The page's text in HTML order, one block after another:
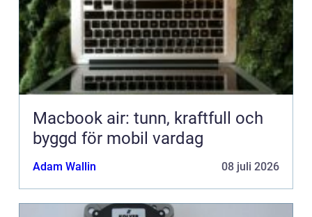
Macbook air: tunn, kraftfull och
byggd för mobil vardag
Adam Wallin 08 juli 2026